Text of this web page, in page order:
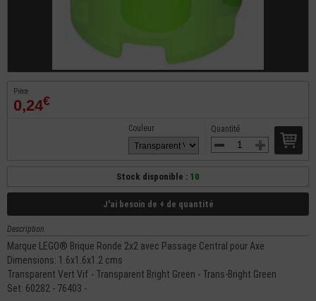
Pièce
0,24€
Quantité
Couleur
Stock disponible : 10
J'ai besoin de + de quantité
Description
Marque LEGO® Brique Ronde 2x2 avec Passage Central pour Axe
Dimensions: 1.6x1.6x1.2 cms
Transparent Vert Vif - Transparent Bright Green - Trans-Bright Green
Set: 60282 - 76403 -